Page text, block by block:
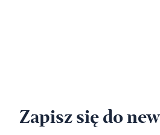
Zapisz się do